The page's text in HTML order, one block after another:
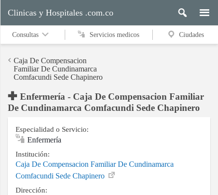
Servicios
medicos
Ciudades
Buscar
Clinicas y Hospitales .com.co
Consultas Servicios medicos Ciudades
Caja De Compensacion
Familiar De Cundinamarca
Comfacundi Sede Chapinero
Enfermería - Caja De Compensacion Familiar
De Cundinamarca Comfacundi Sede Chapinero
Especialidad o Servicio:
Enfermería
Institución:
Caja De Compensacion Familiar De Cundinamarca
Comfacundi Sede Chapinero
Dirección: